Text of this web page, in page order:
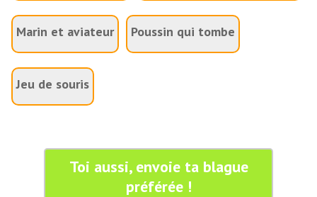
Marin et aviateur Poussin qui tombe
Jeu de souris
Toi aussi, envoie ta blague
préférée !